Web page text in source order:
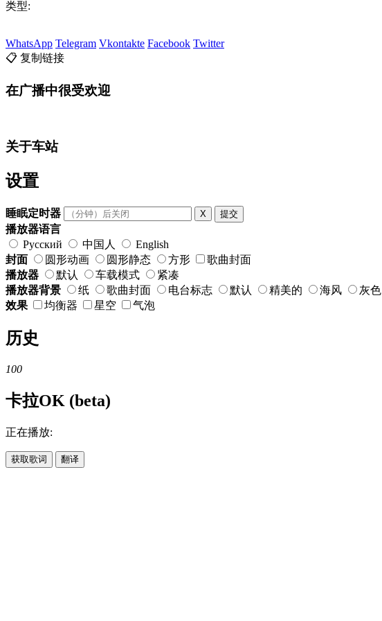
类型:
WhatsApp Telegram Vkontakte Facebook Twitter
📋 复制链接
在广播中很受欢迎
关于车站
设置
睡眠定时器 X 提交
播放器语言
Русский
中国人
English
封面
圆形动画 圆形静态 方形
歌曲封面
播放器
默认 车载模式
紧凑
播放器背景
纸 歌曲封面 电台标志 默认 精美的 海风 灰色
效果
均衡器 星空 气泡
历史
100
卡拉OK (beta)
正在播放:
获取歌词 翻译